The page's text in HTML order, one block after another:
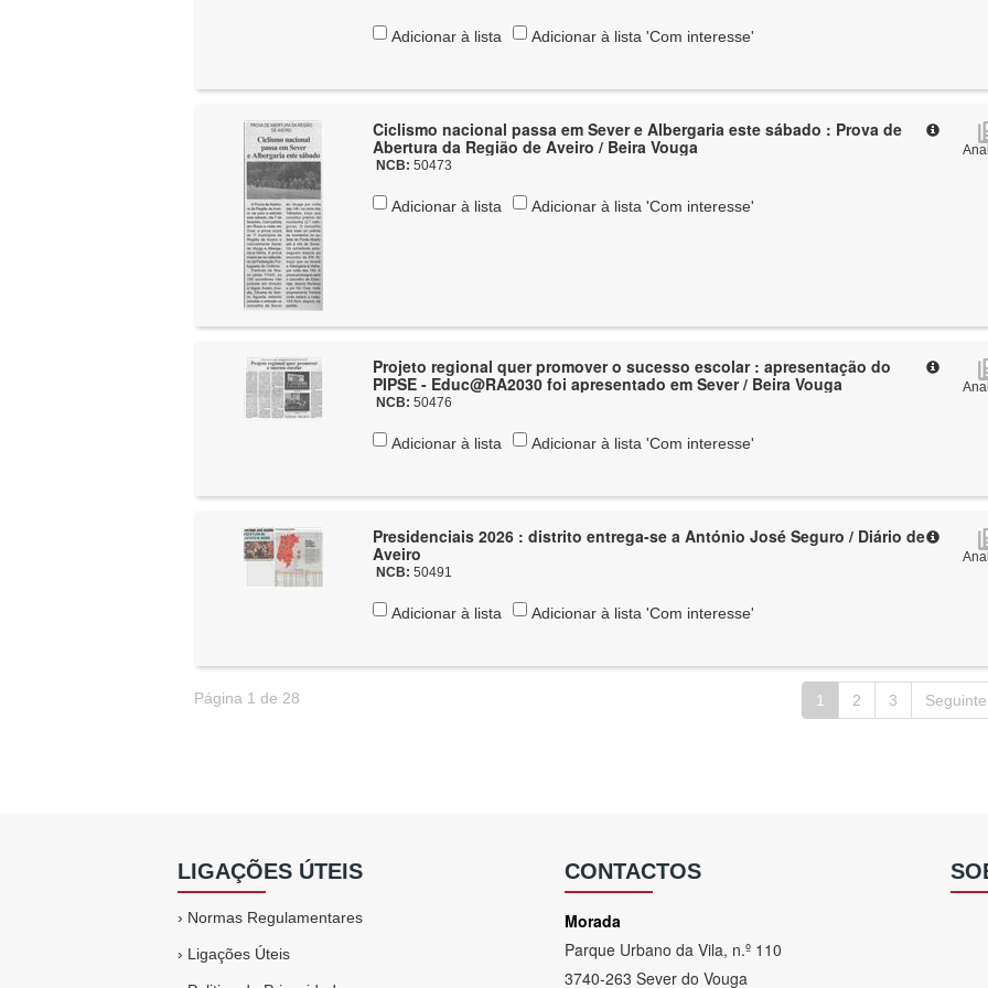
Adicionar à lista Adicionar à lista 'Com interesse'
Ciclismo nacional passa em Sever e Albergaria este sábado : Prova de
Abertura da Região de Aveiro / Beira Vouga
NCB:50473
Adicionar à lista Adicionar à lista 'Com interesse'
Projeto regional quer promover o sucesso escolar : apresentação do
PIPSE - Educ@RA2030 foi apresentado em Sever / Beira Vouga
NCB:50476
Adicionar à lista Adicionar à lista 'Com interesse'
Presidenciais 2026 : distrito entrega-se a António José Seguro / Diário de
Aveiro
NCB:50491
Adicionar à lista Adicionar à lista 'Com interesse'
Página 1 de 28 1 2 3 Seguinte
LIGAÇÕES ÚTEIS
› Normas Regulamentares
› Ligações Úteis
CONTACTOS
Morada
Parque Urbano da Vila, n.º 110
3740-263 Sever do Vouga